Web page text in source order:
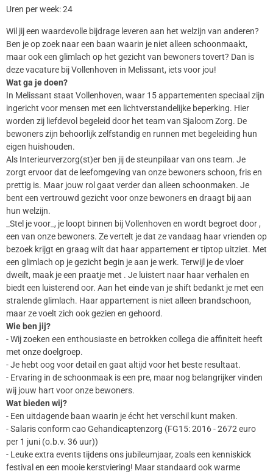
Uren per week: 24
Wil jij een waardevolle bijdrage leveren aan het welzijn van anderen?
Ben je op zoek naar een baan waarin je niet alleen schoonmaakt,
maar ook een glimlach op het gezicht van bewoners tovert? Dan is
deze vacature bij Vollenhoven in Melissant, iets voor jou!
Wat ga je doen?
In Melissant staat Vollenhoven, waar 15 appartementen speciaal zijn
ingericht voor mensen met een lichtverstandelijke beperking. Hier
worden zij liefdevol begeleid door het team van Sjaloom Zorg. De
bewoners zijn behoorlijk zelfstandig en runnen met begeleiding hun
eigen huishouden.
Als Interieurverzorg(st)er ben jij de steunpilaar van ons team. Je
zorgt ervoor dat de leefomgeving van onze bewoners schoon, fris en
prettig is. Maar jouw rol gaat verder dan alleen schoonmaken. Je
bent een vertrouwd gezicht voor onze bewoners en draagt bij aan
hun welzijn.
_Stel je voor_, je loopt binnen bij Vollenhoven en wordt begroet door ,
een van onze bewoners. Ze vertelt je dat ze vandaag haar vrienden op
bezoek krijgt en graag wilt dat haar appartement er tiptop uitziet. Met
een glimlach op je gezicht begin je aan je werk. Terwijl je de vloer
dweilt, maak je een praatje met . Je luistert naar haar verhalen en
biedt een luisterend oor. Aan het einde van je shift bedankt je met een
stralende glimlach. Haar appartement is niet alleen brandschoon,
maar ze voelt zich ook gezien en gehoord.
Wie ben jij?
- Wij zoeken een enthousiaste en betrokken collega die affiniteit heeft
met onze doelgroep.
- Je hebt oog voor detail en gaat altijd voor het beste resultaat.
- Ervaring in de schoonmaak is een pre, maar nog belangrijker vinden
wij jouw hart voor onze bewoners.
Wat bieden wij?
- Een uitdagende baan waarin je écht het verschil kunt maken.
- Salaris conform cao Gehandicaptenzorg (FG15: 2016 - 2672 euro
per 1 juni (o.b.v. 36 uur))
- Leuke extra events tijdens ons jubileumjaar, zoals een kenniskick
festival en een mooie kerstviering! Maar standaard ook warme